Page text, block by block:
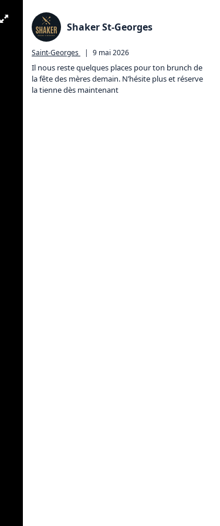
Shaker St-Georges
Saint-Georges | 9 mai 2026
Il nous reste quelques places pour ton brunch de
la fête des mères demain. N’hésite plus et réserve
la tienne dès maintenant